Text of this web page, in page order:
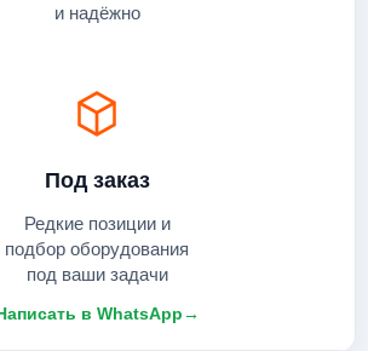
Под заказ
Редкие позиции и
подбор оборудования
под ваши задачи
в WhatsApp→
и надёжно